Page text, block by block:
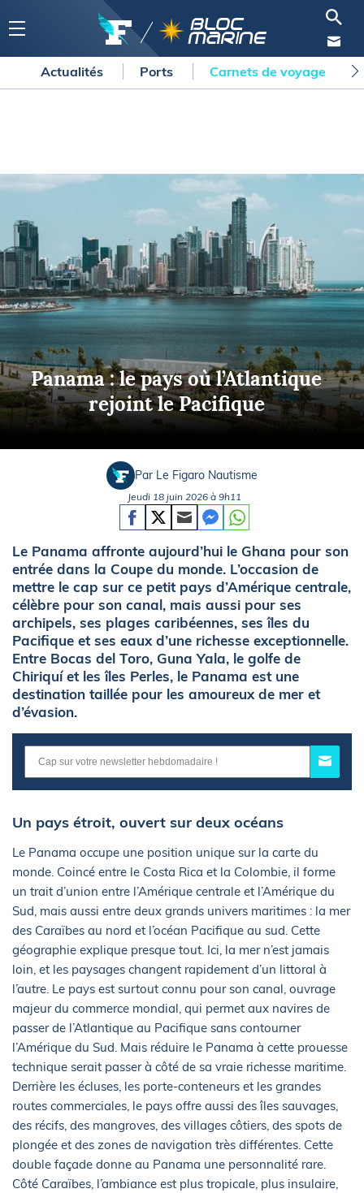
Actualités Ports Carnets de voyage
Panama : le pays où l’Atlantique
rejoint le Pacifique
Par Le Figaro Nautisme
Jeudi 18 juin 2026 à 9h11
Le Panama affronte aujourd’hui le Ghana pour son
entrée dans la Coupe du monde. L’occasion de
mettre le cap sur ce petit pays d’Amérique centrale,
célèbre pour son canal, mais aussi pour ses
archipels, ses plages caribéennes, ses îles du
Pacifique et ses eaux d’une richesse exceptionnelle.
Entre Bocas del Toro, Guna Yala, le golfe de
Chiriquí et les îles Perles, le Panama est une
destination taillée pour les amoureux de mer et
d’évasion.
Un pays étroit, ouvert sur deux océans
Le Panama occupe une position unique sur la carte du
monde. Coincé entre le Costa Rica et la Colombie, il forme
un trait d’union entre l’Amérique centrale et l’Amérique du
Sud, mais aussi entre deux grands univers maritimes : la mer
des Caraïbes au nord et l’océan Pacifique au sud. Cette
géographie explique presque tout. Ici, la mer n’est jamais
loin, et les paysages changent rapidement d’un littoral à
l’autre. Le pays est surtout connu pour son canal, ouvrage
majeur du commerce mondial, qui permet aux navires de
passer de l’Atlantique au Pacifique sans contourner
l’Amérique du Sud. Mais réduire le Panama à cette prouesse
technique serait passer à côté de sa vraie richesse maritime.
Derrière les écluses, les porte-conteneurs et les grandes
routes commerciales, le pays offre aussi des îles sauvages,
des récifs, des mangroves, des villages côtiers, des spots de
plongée et des zones de navigation très différentes. Cette
double façade donne au Panama une personnalité rare.
Côté Caraïbes, l’ambiance est plus tropicale, plus insulaire,